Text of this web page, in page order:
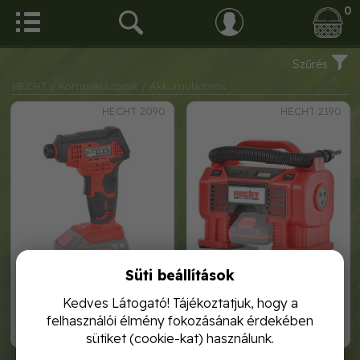
0
Szűrés
HECHT / Kompresszorok
/ Akkumulátoros
HECHT 2090
11 990,-
hecht 2090 akkumulátoros
komresszor
HECHT 2190
25 990,-
hecht 2190 többfunkciós
akkumulátoros kompresszor
Süti beállítások
Kedves Látogató! Tájékoztatjuk, hogy a
felhasználói élmény fokozásának érdekében
sütiket (cookie-kat) használunk.